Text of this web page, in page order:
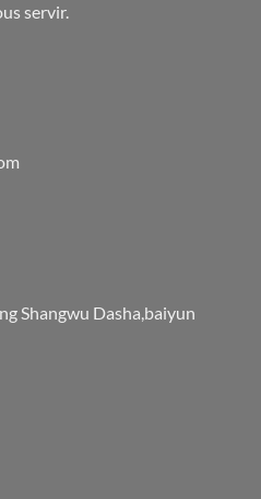
servir.
Shangwu Dasha,baiyun